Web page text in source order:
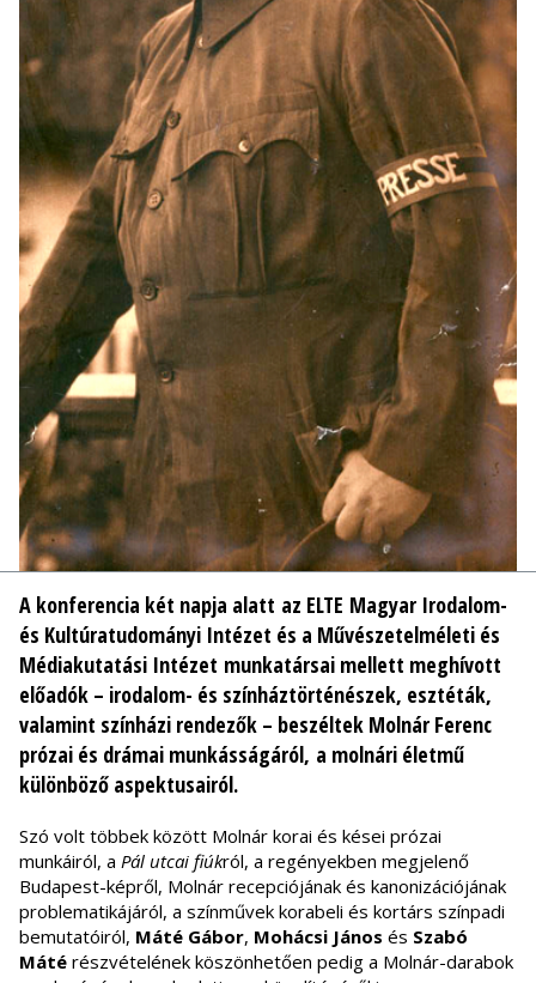
A konferencia két napja alatt az ELTE Magyar Irodalom-
és Kultúratudományi Intézet és a Művészetelméleti és
Médiakutatási Intézet munkatársai mellett meghívott
előadók – irodalom- és színháztörténészek, esztéták,
valamint színházi rendezők – beszéltek Molnár Ferenc
prózai és drámai munkásságáról, a molnári életmű
különböző aspektusairól.
Szó volt többek között Molnár korai és kései prózai
munkáiról, a Pál utcai fiúkról, a regényekben megjelenő
Budapest-képről, Molnár recepciójának és kanonizációjának
problematikájáról, a színművek korabeli és kortárs színpadi
bemutatóiról, Máté Gábor, Mohácsi János és Szabó
Máté részvételének köszönhetően pedig a Molnár-darabok